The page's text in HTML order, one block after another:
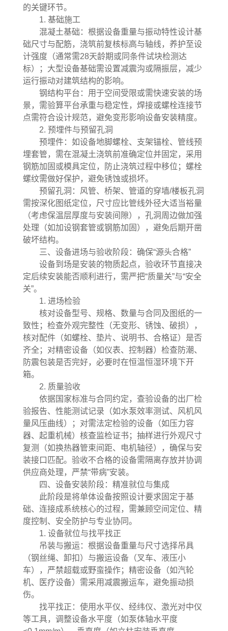
的关键环节。
1. 基础施工
混凝土基础：根据设备重量与振动特性设计基
础尺寸与配筋，浇筑前复核标高与轴线，养护至设
计强度（通常需28天龄期或同条件试块检测达
标）；大型设备基础需设置减震沟或隔振层，减少
运行振动对建筑结构的影响。
钢结构平台：用于空间受限或需快速安装的场
景，需验算平台承重与稳定性，焊接或螺栓连接节
点需符合设计规范，避免变形影响设备安装精度。
2. 预埋件与预留孔洞
预埋件：如设备地脚螺栓、支架锚栓、管线预
埋套管，需在混凝土浇筑前准确定位并固定，采用
钢筋加固或模具定位，防止浇筑过程中移位；螺栓
螺纹需做好保护，避免锈蚀或损坏。
预留孔洞：风管、桥架、管道的穿墙/楼板孔洞
需按深化图纸定位，尺寸应比管线外径大适当裕量
（考虑保温层厚度与安装间隙），孔洞周边做加强
处理（如加设钢套管或钢筋加固），避免后期开凿
破坏结构。
三、设备进场与验收阶段：确保“源头合格”
设备到场是安装的物质起点，验收环节直接决
定后续安装能否顺利进行，需严把“质量关”与“安全
关”。
1. 进场检验
核对设备型号、规格、数量与合同及图纸的一
致性；检查外观完整性（无变形、锈蚀、破损），
核对配件（如螺栓、垫片、说明书、合格证）是否
齐全；对精密设备（如仪表、控制器）检查防潮、
防震包装是否完好，必要时在恒温恒湿环境下开
箱。
2. 质量验收
依据国家标准与合同约定，查验设备的出厂检
验报告、性能测试记录（如水泵效率测试、风机风
量风压曲线）；对需法定检验的设备（如压力容
器、起重机械）核查监检证书；抽样进行外观尺寸
复测（如换热器管束间距、电机轴径），确保与安
装接口匹配。验收不合格的设备需隔离存放并协调
供应商处理，严禁“带病”安装。
四、设备安装阶段：精准就位与集成
此阶段是将单体设备按照设计要求固定于基
础、连接成系统核心的过程，需兼顾空间定位、精
度控制、安全防护与专业协同。
1. 设备就位与找平找正
吊装与搬运：根据设备重量与尺寸选择吊具
（钢丝绳、卸扣）与搬运设备（叉车、液压小
车），严禁超载或野蛮操作；精密设备（如汽轮
机、医疗设备）需采用减震搬运车，避免振动损
伤。
找平找正：使用水平仪、经纬仪、激光对中仪
等工具，调整设备水平度（如泵体轴水平度